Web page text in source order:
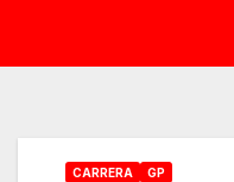
CARRERA GP